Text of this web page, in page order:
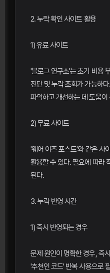
2. 누락 확인 사이트 활용
1) 유료 사이트
'블로그 연구소'는 초기 비용
진단 및 누락 조회가 가능하
파악하고 개선하는 데 도움이
2) 무료 사이트
'웨어 이즈 포스트'와 같은 사
활용할 수 있다. 필요에 따라
된다.
3. 누락 반영 시간
1) 즉시 반영되는 경우
문제 원인이 명확한 경우, 즉
'추천인 코드' 반복 사용으로